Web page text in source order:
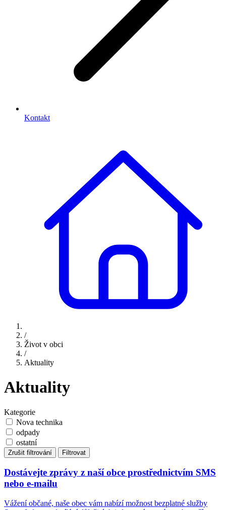
Kontakt
/
Život v obci
/
Aktuality
Aktuality
Kategorie
Nova technika
odpady
ostatní
Zrušit filtrování Filtrovat
Dostávejte zprávy z naší obce prostřednictvím SMS
nebo e-mailu
Vážení občané, naše obec vám nabízí možnost bezplatné služby